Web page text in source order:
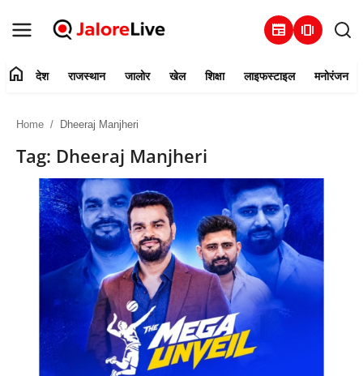
newspaper amp_stories
राजस्थान
home देश राजस्थान जालोर खेल शिक्षा लाइफस्टाइल मनोरंजन
Home Dheeraj Manjheri
Tag: Dheeraj Manjheri